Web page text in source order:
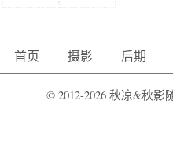
首页 摄影 后期
© 2012-2026 秋凉&秋影